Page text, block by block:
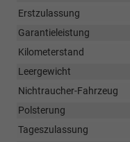
Erstzulassung
Garantieleistung
Kilometerstand
Leergewicht
Nichtraucher-Fahrzeug
Polsterung
Tageszulassung